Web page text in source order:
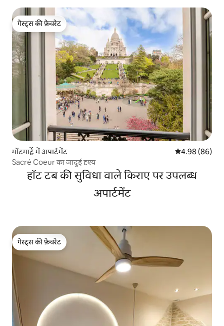
गेस्ट्स की फ़ेवरेट
गेस्ट्स की फ़ेवरेट
मोंटमार्ट्रे में अपार्टमेंट औसत रेटिंग 5 में
4.98 (86)
Sacré Coeur का जादुई दृश्य
हॉट टब की सुविधा वाले किराए पर उपलब्ध
अपार्टमेंट
गेस्ट्स की फ़ेवरेट
गेस्ट्स की फ़ेवरेट